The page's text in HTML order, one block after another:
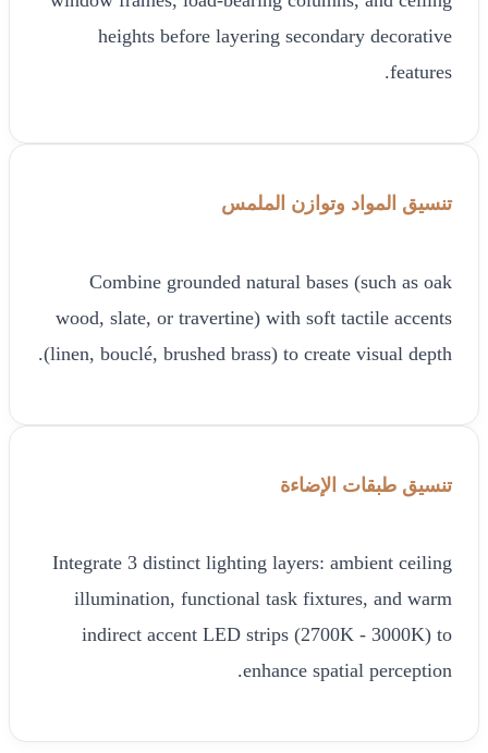
heights before layering secondary decorative
features.
تنسيق المواد وتوازن الملمس
Combine grounded natural bases (such as oak
wood, slate, or travertine) with soft tactile accents
(linen, bouclé, brushed brass) to create visual depth.
تنسيق طبقات الإضاءة
Integrate 3 distinct lighting layers: ambient ceiling
illumination, functional task fixtures, and warm
indirect accent LED strips (2700K - 3000K) to
enhance spatial perception.